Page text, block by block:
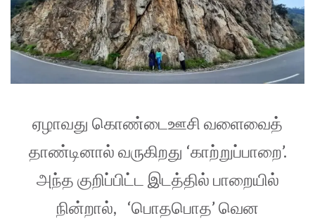
ஏழாவது கொண்டைஊசி வளைவைத்
தாண்டினால் வருகிறது ‘காற்றுப்பாறை’.
அந்த குறிப்பிட்ட இடத்தில் பாறையில்
நின்றால், ‘பொதபொத’ வென